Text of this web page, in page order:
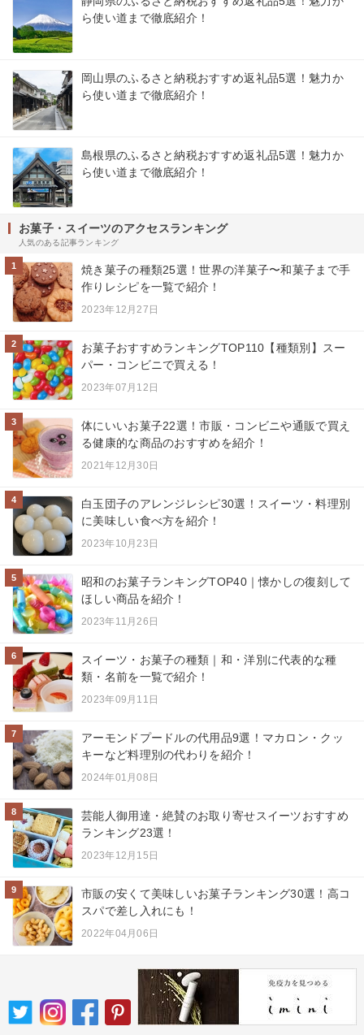
ら使い道まで徹底紹介！
岡山県のふるさと納税おすすめ返礼品5選！魅力か
ら使い道まで徹底紹介！
島根県のふるさと納税おすすめ返礼品5選！魅力か
ら使い道まで徹底紹介！
お菓子・スイーツのアクセスランキング
人気のある記事ランキング
1
焼き菓子の種類25選！世界の洋菓子〜和菓子まで手
作りレシピを一覧で紹介！
2023年12月27日
2
お菓子おすすめランキングTOP110【種類別】スー
パー・コンビニで買える！
2023年07月12日
3
体にいいお菓子22選！市販・コンビニや通販で買え
る健康的な商品のおすすめを紹介！
2021年12月30日
4
白玉団子のアレンジレシピ30選！スイーツ・料理別
に美味しい食べ方を紹介！
2023年10月23日
5
昭和のお菓子ランキングTOP40｜懐かしの復刻して
ほしい商品を紹介！
2023年11月26日
6
スイーツ・お菓子の種類｜和・洋別に代表的な種
類・名前を一覧で紹介！
2023年09月11日
7
アーモンドプードルの代用品9選！マカロン・クッ
キーなど料理別の代わりを紹介！
2024年01月08日
8
芸能人御用達・絶賛のお取り寄せスイーツおすすめ
ランキング23選！
2023年12月15日
9
市販の安くて美味しいお菓子ランキング30選！高コ
スパで差し入れにも！
2022年04月06日